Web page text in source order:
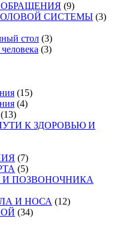
(9)
СИСТЕМЫ (3)
стол (3)
(3)
(15)
(4)
(13)
К ЗДОРОВЬЮ И
(7)
(5)
И ПОЗВОНОЧНИКА
И НОСА (12)
(34)